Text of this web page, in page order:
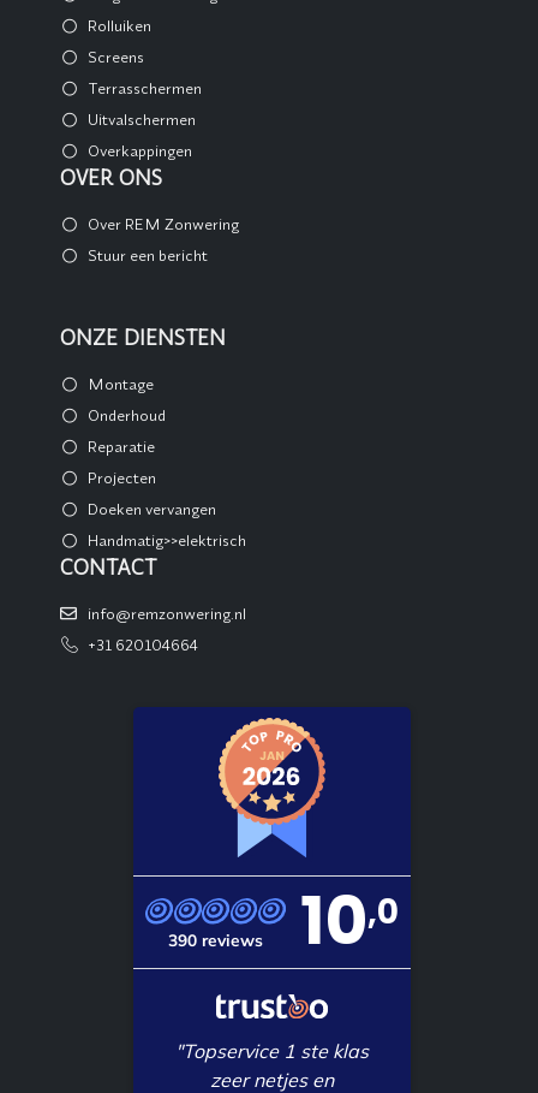
Rolluiken
Screens
Terrasschermen
Uitvalschermen
Overkappingen
OVER ONS
Over REM Zonwering
Stuur een bericht
ONZE DIENSTEN
Montage
Onderhoud
Reparatie
Projecten
Doeken vervangen
Handmatig>>elektrisch
CONTACT
info@remzonwering.nl
+31 620104664
390 reviews 10,0
"Topservice 1 ste klas
zeer netjes en